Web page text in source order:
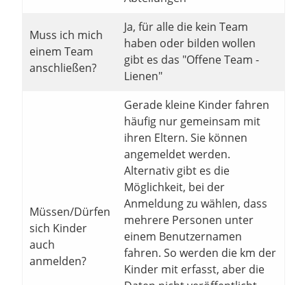
Muss ich mich
einem Team
anschließen?
Ja, für alle die kein Team
haben oder bilden wollen
gibt es das "Offene Team -
Lienen"
Müssen/Dürfen
sich Kinder
auch
anmelden?
Gerade kleine Kinder fahren
häufig nur gemeinsam mit
ihren Eltern. Sie können
angemeldet werden.
Alternativ gibt es die
Möglichkeit, bei der
Anmeldung zu wählen, dass
mehrere Personen unter
einem Benutzernamen
fahren. So werden die km der
Kinder mit erfasst, aber die